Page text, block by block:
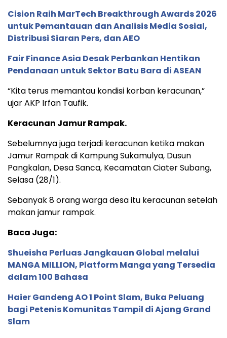
Cision Raih MarTech Breakthrough Awards 2026
untuk Pemantauan dan Analisis Media Sosial,
Distribusi Siaran Pers, dan AEO
Fair Finance Asia Desak Perbankan Hentikan
Pendanaan untuk Sektor Batu Bara di ASEAN
“Kita terus memantau kondisi korban keracunan,”
ujar AKP Irfan Taufik.
Keracunan Jamur Rampak.
Sebelumnya juga terjadi keracunan ketika makan
Jamur Rampak di Kampung Sukamulya, Dusun
Pangkalan, Desa Sanca, Kecamatan Ciater Subang,
Selasa (28/1).
Sebanyak 8 orang warga desa itu keracunan setelah
makan jamur rampak.
Baca Juga:
Shueisha Perluas Jangkauan Global melalui
MANGA MILLION, Platform Manga yang Tersedia
dalam 100 Bahasa
Haier Gandeng AO 1 Point Slam, Buka Peluang
bagi Petenis Komunitas Tampil di Ajang Grand
Slam